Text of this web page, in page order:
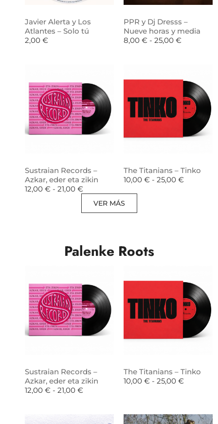
Javier Alerta y Los
Atlantes – Solo tú
2,00 €
PPR y Dj Dresss –
Nueve horas y media
8,00 € - 25,00 €
Sustraian Records –
Azkar, eder eta zikin
12,00 € - 21,00 €
The Titanians – Tinko
10,00 € - 25,00 €
VER MÁS
Palenke Roots
Sustraian Records –
Azkar, eder eta zikin
12,00 € - 21,00 €
The Titanians – Tinko
10,00 € - 25,00 €